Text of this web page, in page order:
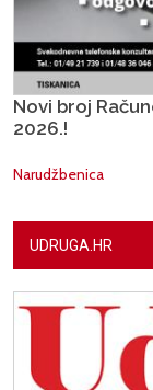
Novi broj
2026.!
Narudžbenica
UDRUGA.HR